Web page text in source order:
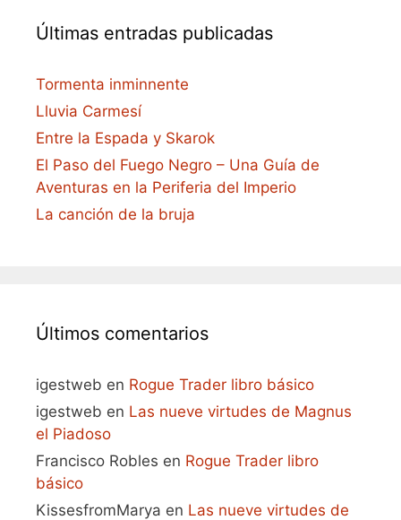
Últimas entradas publicadas
Tormenta inminnente
Lluvia Carmesí
Entre la Espada y Skarok
El Paso del Fuego Negro – Una Guía de
Aventuras en la Periferia del Imperio
La canción de la bruja
Últimos comentarios
igestweb en Rogue Trader libro básico
igestweb en Las nueve virtudes de Magnus
el Piadoso
Francisco Robles en Rogue Trader libro
básico
KissesfromMarya en Las nueve virtudes de